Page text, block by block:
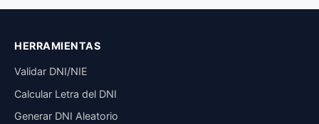
HERRAMIENTAS
Validar DNI/NIE
Calcular Letra del DNI
Generar DNI Aleatorio